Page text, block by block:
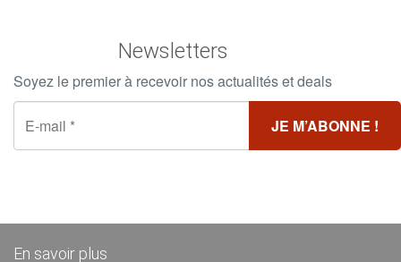
Newsletters
Soyez le premier à recevoir nos actualités et deals
En savoir plus